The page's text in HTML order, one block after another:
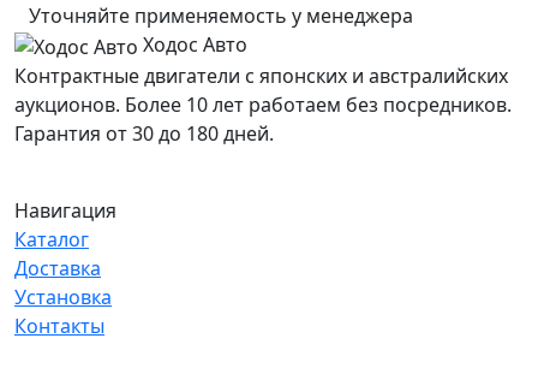
Уточняйте применяемость у менеджера
Ходос Авто
Контрактные двигатели с японских и австралийских
аукционов. Более 10 лет работаем без посредников.
Гарантия от 30 до 180 дней.
Навигация
Каталог
Доставка
Установка
Контакты